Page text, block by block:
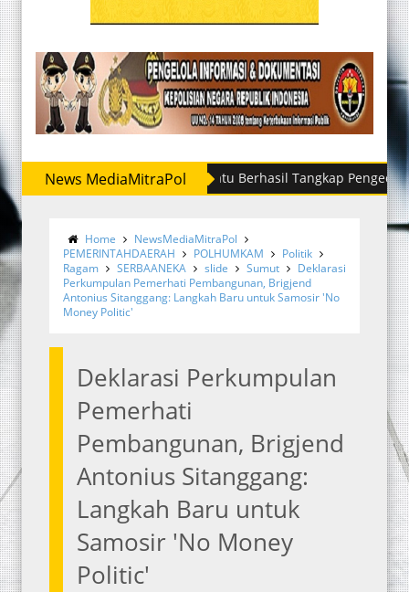
News MediaMitraPol
Polres Labuhanbatu Berhasil Tangkap Pengedar Sabu di
Home
NewsMediaMitraPol
PEMERINTAHDAERAH
POLHUMKAM
Politik
Ragam
SERBAANEKA slide Sumut
Deklarasi
Perkumpulan Pemerhati Pembangunan, Brigjend
Antonius Sitanggang: Langkah Baru untuk Samosir 'No
Money Politic'
Deklarasi Perkumpulan
Pemerhati
Pembangunan, Brigjend
Antonius Sitanggang:
Langkah Baru untuk
Samosir 'No Money
Politic'